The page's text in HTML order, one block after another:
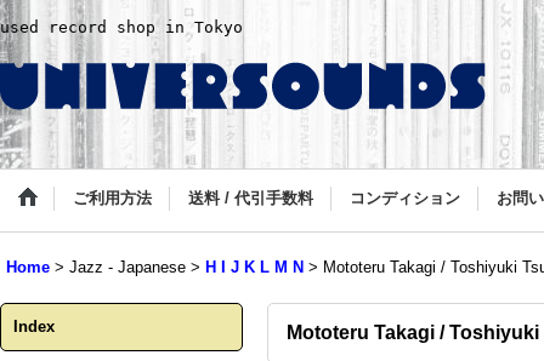
used record shop in Tokyo
ご利用方法 送料 / 代引手数料 コンディション お問
Home > Jazz - Japanese > H I J K L M N > Mototeru Takagi / Toshiyuki
Index Mototeru Takagi /